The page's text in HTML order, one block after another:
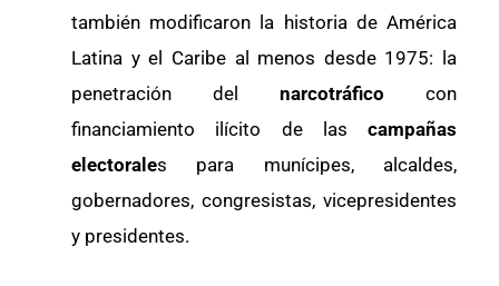
también modificaron la historia de América
Latina y el Caribe al menos desde 1975: la
penetración del narcotráfico con
financiamiento ilícito de las campañas
electorales para munícipes, alcaldes,
gobernadores, congresistas, vicepresidentes
y presidentes.